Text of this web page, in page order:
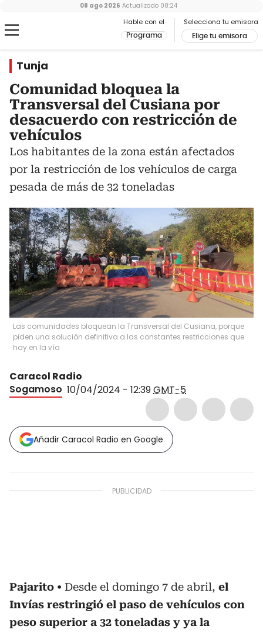
Hable con el
Programa
Selecciona tu emisora
Elige tu emisora
08 ago 2026 Actualizado 08:24
Tunja
Comunidad bloquea la
Transversal del Cusiana por
desacuerdo con restricción de
vehículos
Los habitantes de la zona están afectados
por la restricción de los vehículos de carga
pesada de más de 32 toneladas
Las comunidades bloquean la Transversal del Cusiana, porque
piden una solución definitiva a las constantes restricciones que
hay en la vía
Caracol Radio
Sogamoso 10/04/2024 - 12:39GMT-5
Añadir Caracol Radio en Google
Pajarito Desde el domingo 7 de abril, el
Invías restringió el paso de vehículos con
peso superior a 32 toneladas y ya la